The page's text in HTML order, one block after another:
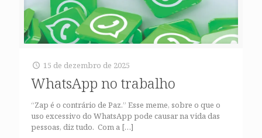
15 de dezembro de 2025
WhatsApp no trabalho
“Zap é o contrário de Paz.” Esse meme, sobre o que o
uso excessivo do WhatsApp pode causar na vida das
pessoas, diz tudo. Com a […]